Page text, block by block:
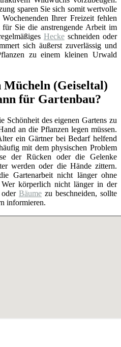
sparen Sie sich somit wertvolle
Ihrer Freizeit fehlen
Sie die anstrengende Arbeit im
Heckeschneiden oder
sich äußerst zuverlässig und
zu einem kleinen Urwald
Mücheln (Geiseltal)
für Gartenbau?
Schönheit des eigenen Gartens zu
an die Pflanzen legen müssen.
ein Gärtner bei Bedarf helfend
mit dem physischen Problem
der Rücken oder die Gelenke
werden oder die Hände zittern.
Gartenarbeit nicht länger ohne
körperlich nicht länger in der
Bäume zu beschneiden, sollte
informieren.